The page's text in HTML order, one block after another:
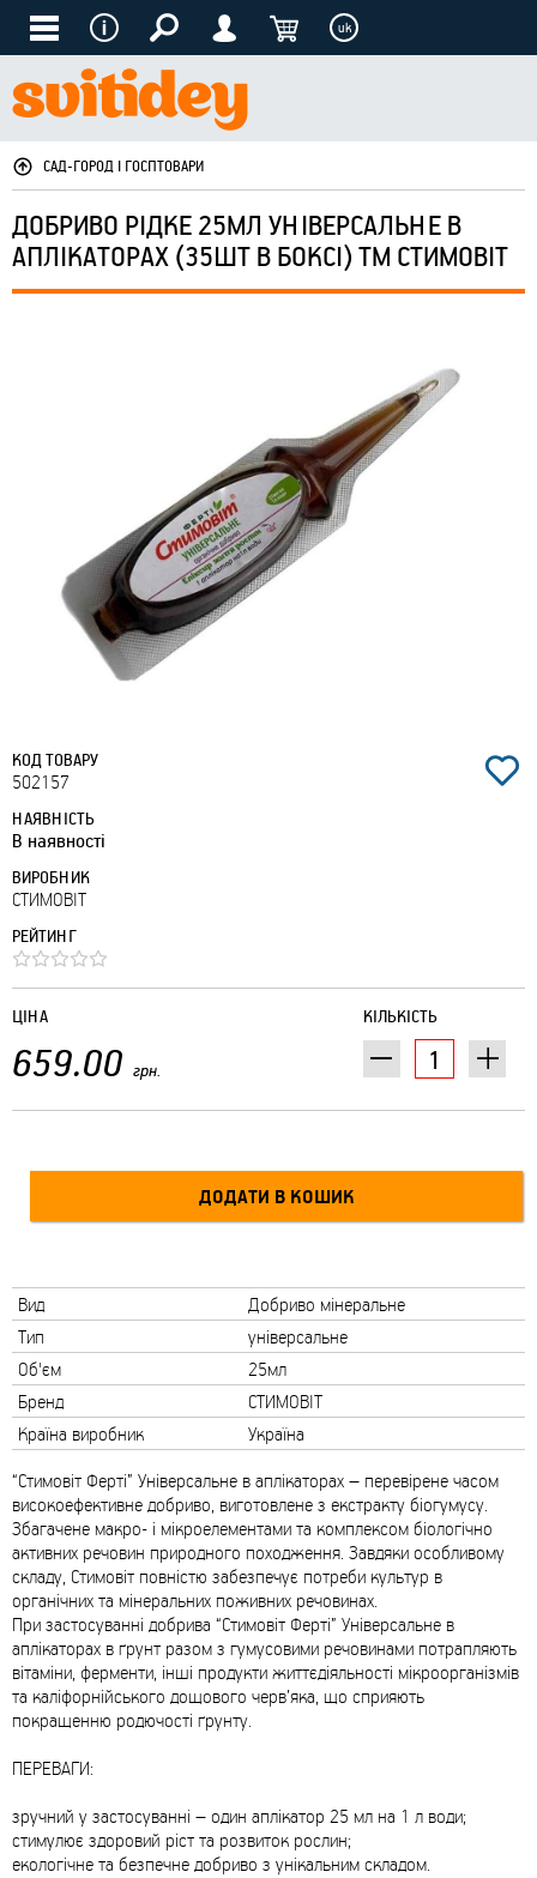
uk
САД-ГОРОД І ГОСПТОВАРИ
ДОБРИВО РІДКЕ 25МЛ УНІВЕРСАЛЬНЕ В
АПЛІКАТОРАХ (35ШТ В БОКСІ) ТМ СТИМОВІТ
КОД ТОВАРУ
502157
НАЯВНІСТЬ
В наявності
ВИРОБНИК
СТИМОВІТ
РЕЙТИНГ
КІЛЬКІСТЬ
ЦІНА
659.00 грн.
Вид
Добриво мінеральне
Тип
універсальне
Об'єм
25мл
Бренд
СТИМОВІТ
Країна виробник
Україна
“Стимовіт Ферті” Універсальне в аплікаторах – перевірене часом
високоефективне добриво, виготовлене з екстракту біогумусу.
Збагачене макро- і мікроелементами та комплексом біологічно
активних речовин природного походження. Завдяки особливому
складу, Стимовіт повністю забезпечує потреби культур в
органічних та мінеральних поживних речовинах.
При застосуванні добрива “Стимовіт Ферті” Універсальне в
аплікаторах в ґрунт разом з гумусовими речовинами потрапляють
вітаміни, ферменти, інші продукти життєдіяльності мікроорганізмів
та каліфорнійського дощового черв’яка, що сприяють
покращенню родючості ґрунту.
ПЕРЕВАГИ:
зручний у застосуванні – один аплікатор 25 мл на 1 л води;
стимулює здоровий ріст та розвиток рослин;
екологічне та безпечне добриво з унікальним складом.